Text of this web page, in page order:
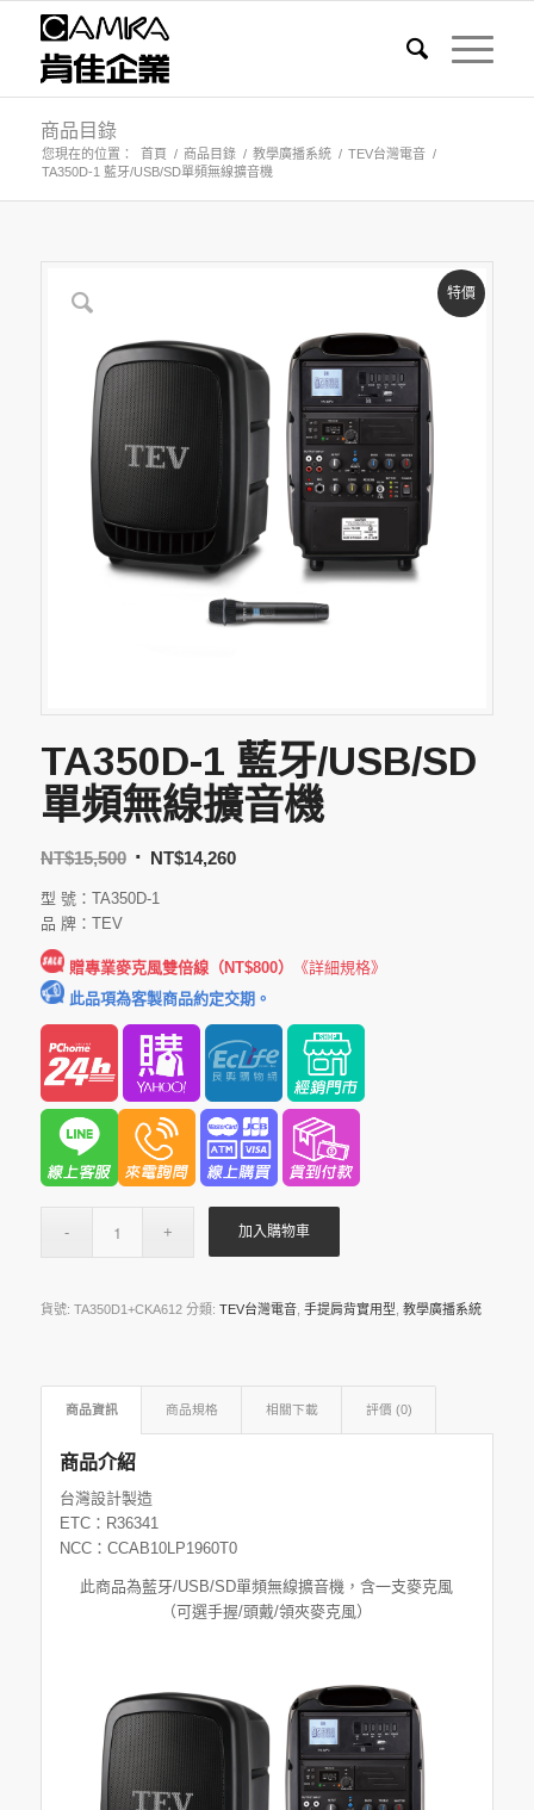
商品目錄
您現在的位置： 首頁 / 商品目錄 / 教學廣播系統 / TEV台灣電音 /
TA350D-1 藍牙/USB/SD單頻無線擴音機
特價
TA350D-1 藍牙/USB/SD
單頻無線擴音機
NT$15,500 NT$14,260
型 號：TA350D-1
品 牌：TEV
贈專業麥克風雙倍線（NT$800）
《詳細規格》
此品項為客製商品約定交期。
加入購物車
貨號: TA350D1+CKA612 分類: TEV台灣電音, 手提肩背實用型 教學廣播系統
商品資訊 商品規格 相關下載 評價 (0)
商品介紹
台灣設計製造
ETC：R36341
NCC：CCAB10LP1960T0
此商品為藍牙/USB/SD單頻無線擴音機，含一支麥克風
（可選手握/頭戴/領夾麥克風）